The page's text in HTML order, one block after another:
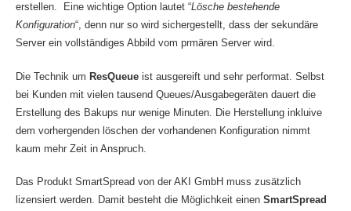
erstellen. Eine wichtige Option lautet “Lösche bestehende
Konfiguration“, denn nur so wird sichergestellt, dass der sekundäre
Server ein vollständiges Abbild vom prmären Server wird.
Die Technik um ResQueueist ausgereift und sehr performat. Selbst
bei Kunden mit vielen tausend Queues/Ausgabegeräten dauert die
Erstellung des Bakups nur wenige Minuten. Die Herstellung inkluive
dem vorhergenden löschen der vorhandenen Konfiguration nimmt
kaum mehr Zeit in Anspruch.
Das Produkt SmartSpread von der AKI GmbH muss zusätzlich
lizensiert werden. Damit besteht die Möglichkeit einenSmartSpread